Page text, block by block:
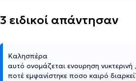
3 ειδικοί απάντησαν
Καλησπέρα
αυτό ονομάζεται ενουρηση
ποτέ εμφανίστηκε ποσο καιρό